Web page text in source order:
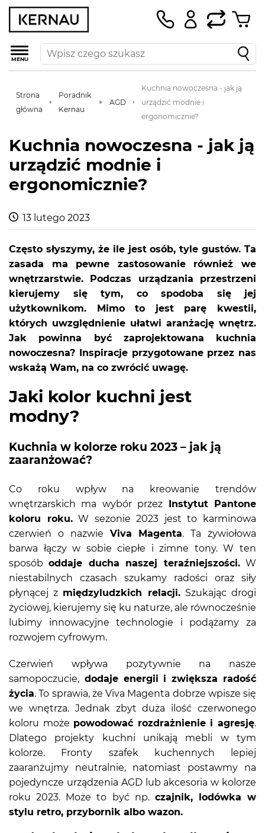
MENU
Strona
główna
Poradnik
Kernau
AGD
Kuchnia nowoczesna - jak ją
urządzić modnie i
ergonomicznie?
Kuchnia nowoczesna - jak ją
urządzić modnie i
ergonomicznie?
13 lutego 2023
Często słyszymy, że ile jest osób, tyle gustów. Ta
zasada ma pewne zastosowanie również we
wnętrzarstwie. Podczas urządzania przestrzeni
kierujemy się tym, co spodoba się jej
użytkownikom. Mimo to jest parę kwestii,
których uwzględnienie ułatwi aranżację wnętrz.
Jak powinna być zaprojektowana kuchnia
nowoczesna? Inspiracje przygotowane przez nas
wskażą Wam, na co zwrócić uwagę.
Jaki kolor kuchni jest
modny?
Kuchnia w kolorze roku 2023 – jak ją
zaaranżować?
Co roku wpływ na kreowanie trendów
wnętrzarskich ma wybór przez Instytut Pantone
koloru roku.W sezonie 2023 jest to karminowa
czerwień o nazwie Viva Magenta. Ta żywiołowa
barwa łączy w sobie ciepłe i zimne tony. W ten
sposóboddaje ducha naszej teraźniejszości.W
niestabilnych czasach szukamy radości oraz siły
płynącej z międzyludzkich relacji.Szukając drogi
życiowej, kierujemy się ku naturze, ale równocześnie
lubimy innowacyjne technologie i podążamy za
rozwojem cyfrowym.
Czerwień wpływa pozytywnie na nasze
samopoczucie, dodaje energii i zwiększa radość
życia. To sprawia, że Viva Magenta dobrze wpisze się
we wnętrza. Jednak zbyt duża ilość czerwonego
koloru może powodować rozdrażnienie i agresję.
Dlatego projekty kuchni unikają mebli w tym
kolorze. Fronty szafek kuchennych lepiej
zaaranżujmy neutralnie, natomiast postawmy na
pojedyncze urządzenia AGD lub akcesoria w kolorze
roku 2023. Może to być np. czajnik, lodówka w
stylu retro, przybornik albo wazon.